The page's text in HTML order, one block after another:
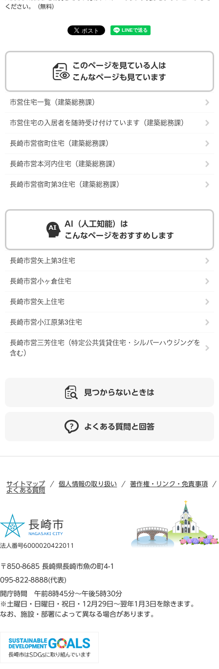
ください。（無料）
このページを見ている人は
こんなページも見ています
市営住宅一覧（建築総務課）
市営住宅の入居者を随時受け付けています（建築総務課）
長崎市営宿町住宅（建築総務課）
長崎市営本河内住宅（建築総務課）
長崎市営宿町第3住宅（建築総務課）
AI（人工知能）は
こんなページをおすすめします
長崎市営矢上第3住宅
長崎市営小ヶ倉住宅
長崎市営矢上住宅
長崎市営小江原第3住宅
長崎市営三芳住宅（特定公共賃貸住宅・シルバーハウジングを
含む）
見つからないときは
よくある質問と回答
サイトマップ 個人情報の取り扱い
著作権・リンク・免責事項
よくある質問
法人番号6000020422011
〒850-8685 長崎県長崎市魚の町4-1
095-822-8888(代表)
開庁時間 午前8時45分～午後5時30分
※土曜日・日曜日・祝日・12月29日～翌年1月3日を除きます。
なお、施設・部署によって異なる場合があります。